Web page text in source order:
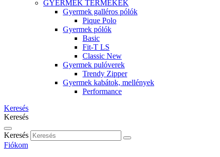
GYERMEK TERMÉKEK
Gyermek galléros pólók
Pique Polo
Gyermek pólók
Basic
Fit-T LS
Classic New
Gyermek pulóverek
Trendy Zipper
Gyermek kabátok, mellények
Performance
Keresés
Keresés
Keresés
Fiókom